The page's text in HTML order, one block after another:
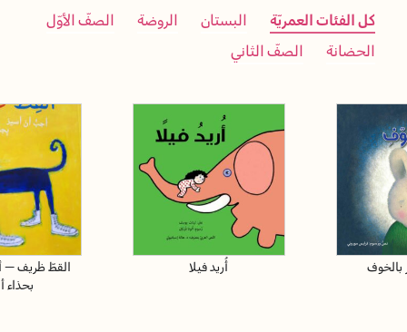
كل الفئات العمريّة البستان الروضة
الصفّ الأوّل
الحضانة
الصفّ الثاني
بالخوف أُريد فيلا
القطّ ظريف –
بحذاء